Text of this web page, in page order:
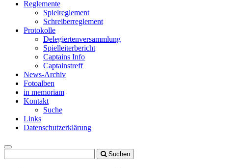
Reglemente
Spielreglement
Schreiberreglement
Protokolle
Delegiertenversammlung
Spielleiterbericht
Captains Info
Captainstreff
News-Archiv
Fotoalben
in memoriam
Kontakt
Suche
Links
Datenschutzerklärung
Toggle
navigation
Suchen